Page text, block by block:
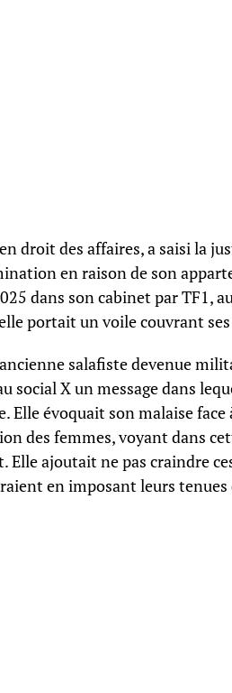
droit des affaires, a saisi la
en raison de son
dans son cabinet par TF1,
portait un voile couvrant
salafiste devenue
social X un message dans
évoquait son malaise face
des femmes, voyant dans
ajoutait ne pas craindre
en imposant leurs tenues